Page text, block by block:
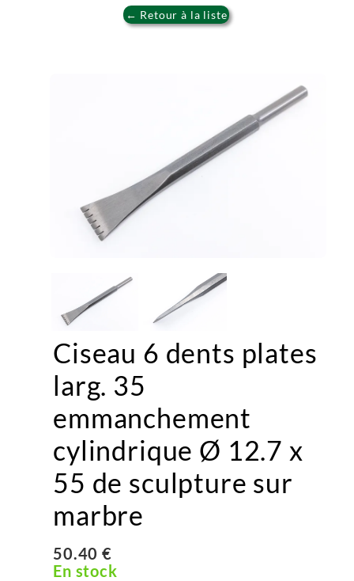
← Retour à la liste
Ciseau 6 dents plates
larg. 35
emmanchement
cylindrique Ø 12.7 x
55 de sculpture sur
marbre
50.40 €
En stock